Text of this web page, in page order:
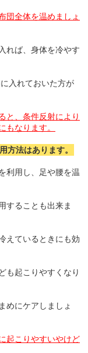
団全体を温めましょ
れば、身体を冷やす
入れておいた方が
と、条件反射により
もなります。
方法はあります。
利用し、足や腰を温
することも出来ま
えているときにも効
も起こりやすくなり
めにケアしましょ
起こりやすいやけど